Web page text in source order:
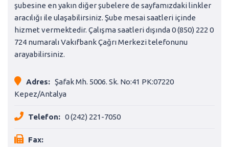
şubesine en yakın diğer şubelere de sayfamızdaki linkler
aracılığı ile ulaşabilirsiniz. Şube mesai saatleri içinde
hizmet vermektedir. Çalışma saatleri dışında 0 (850) 222 0
724 numaralı Vakıfbank Çağrı Merkezi telefonunu
arayabilirsiniz.
Adres: Şafak Mh. 5006. Sk. No:41 PK:07220
Kepez/Antalya
Telefon: 0 (242) 221-7050
Fax: